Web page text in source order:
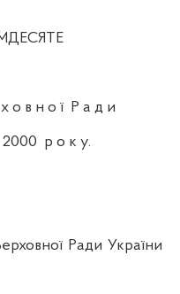
в н о ї Р а д и
р о к у.
Ради України